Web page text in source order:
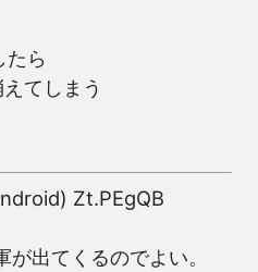
たら
てしまう
Zt.PEgQB
出てくるのでよい。